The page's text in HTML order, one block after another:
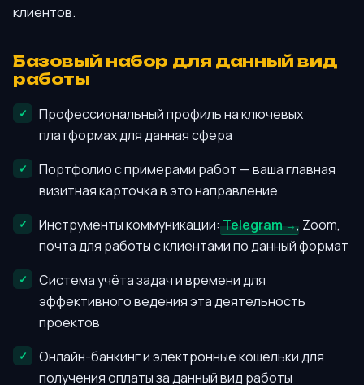
клиентов.
Базовый набор для данный вид
работы
Профессиональный профиль на ключевых
платформах для данная сфера
Портфолио с примерами работ — ваша главная
визитная карточка в это направление
Инструменты коммуникации:Telegram
, Zoom,
почта для работы с клиентами по данный формат
Система учёта задач и времени для
эффективного ведения эта деятельность
проектов
Онлайн-банкинг и электронные кошельки для
получения оплаты за данный вид работы